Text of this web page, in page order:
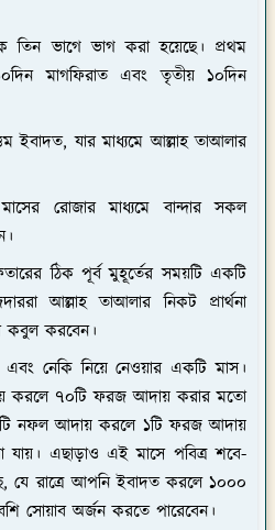
তিন ভাগে ভাগ করা হয়েছে। প্রথম
মাগফিরাত এবং তৃতীয় ১০দিন
ইবাদত, যার মাধ্যমে আল্লাহ তাআলার
রোজার মাধ্যমে বান্দার সকল
ঠিক পূর্ব মুহূর্তের সময়টি একটি
আল্লাহ তাআলার নিকট প্রার্থনা
কবুল করবেন।
নেকি নিয়ে নেওয়ার একটি মাস।
করলে ৭০টি ফরজ আদায় করার মতো
নফল আদায় করলে ১টি ফরজ আদায়
যায়। এছাড়াও এই মাসে পবিত্র শবে-
যে রাত্রে আপনি ইবাদত করলে ১০০০
সোয়াব অর্জন করতে পারেবেন।